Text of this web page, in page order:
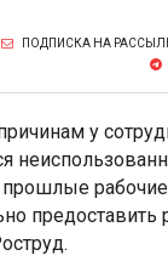
ПОДПИСКА НА
у
прошлые
предоставить